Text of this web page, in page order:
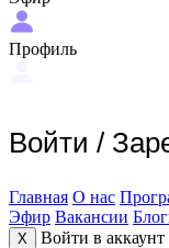
Профиль
Войти /
Главная О нас
Эфир Вакансии
X
Войти в аккаунт